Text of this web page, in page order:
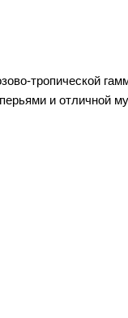
тропической
и отличной